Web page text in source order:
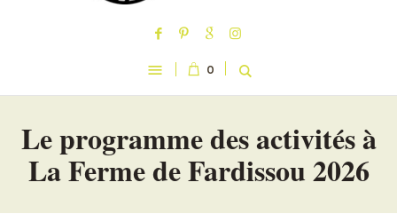
0
Le programme des activités à
La Ferme de Fardissou 2026